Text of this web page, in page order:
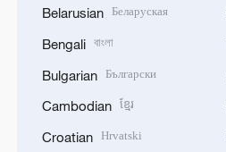
Belarusian Беларуская
Bengali বাংলা
Bulgarian Български
Cambodian ខ្មែរ
Croatian Hrvatski